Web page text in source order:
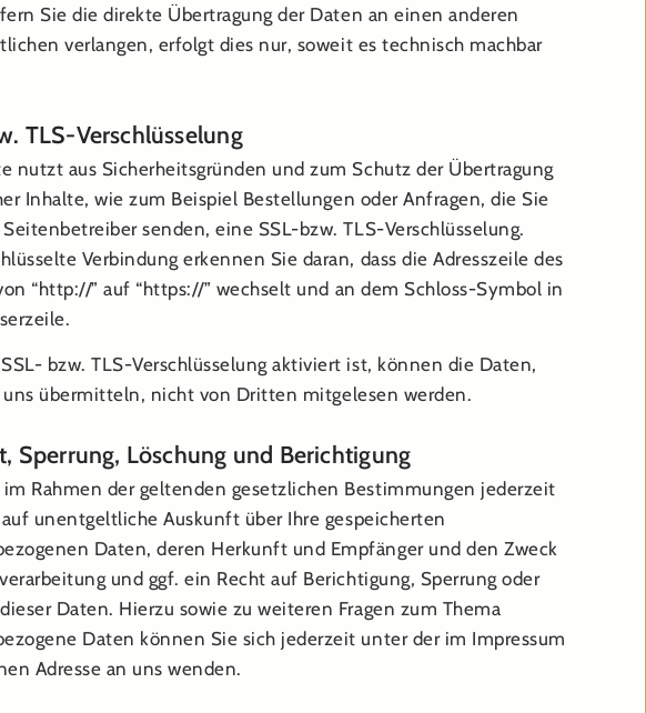
Sie die direkte Übertragung der Daten an einen anderen
verlangen, erfolgt dies nur, soweit es technisch machbar
TLS-Verschlüsselung
nutzt aus Sicherheitsgründen und zum Schutz der Übertragung
Inhalte, wie zum Beispiel Bestellungen oder Anfragen, die Sie
Seitenbetreiber senden, eine SSL-bzw. TLS-Verschlüsselung.
Verbindung erkennen Sie daran, dass die Adresszeile des
“http://” auf “https://” wechselt und an dem Schloss-Symbol in
bzw. TLS-Verschlüsselung aktiviert ist, können die Daten,
uns übermitteln, nicht von Dritten mitgelesen werden.
Sperrung, Löschung und Berichtigung
im Rahmen der geltenden gesetzlichen Bestimmungen jederzeit
auf unentgeltliche Auskunft über Ihre gespeicherten
Daten, deren Herkunft und Empfänger und den Zweck
und ggf. ein Recht auf Berichtigung, Sperrung oder
Daten. Hierzu sowie zu weiteren Fragen zum Thema
Daten können Sie sich jederzeit unter der im Impressum
Adresse an uns wenden.